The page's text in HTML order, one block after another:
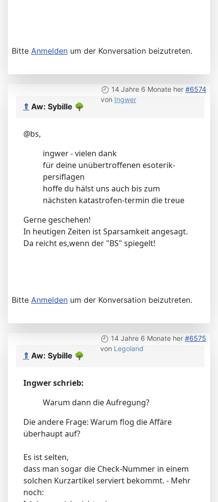
Bitte Anmelden um der Konversation beizutreten.
14 Jahre 6 Monate her #6574
von Ingwer
⇑ Aw: Sybille 🌳
@bs,
ingwer - vielen dank
für deine unübertroffenen esoterik-
persiflagen
hoffe du hälst uns auch bis zum
nächsten katastrofen-termin die treue
Gerne geschehen!
In heutigen Zeiten ist Sparsamkeit angesagt.
Da reicht es,wenn der "BS" spiegelt!
Bitte Anmelden um der Konversation beizutreten.
14 Jahre 6 Monate her #6575
von Legoland
⇑ Aw: Sybille 🌳
Ingwer schrieb:
Warum dann die Aufregung?
Die andere Frage: Warum flog die Affäre
überhaupt auf?
Es ist selten,
dass man sogar die Check-Nummer in einem
solchen Kurzartikel serviert bekommt. - Mehr
noch: